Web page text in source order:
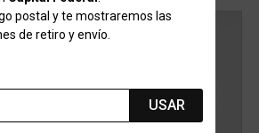
postal y te mostraremos las
de retiro y envío.
USAR